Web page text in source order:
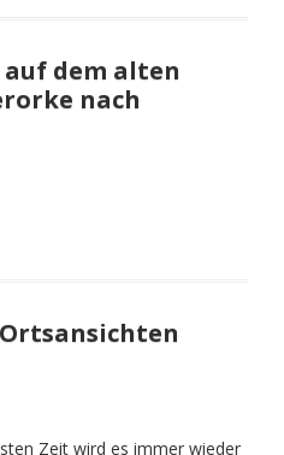
dem alten
nach
Zeit wird es immer wieder